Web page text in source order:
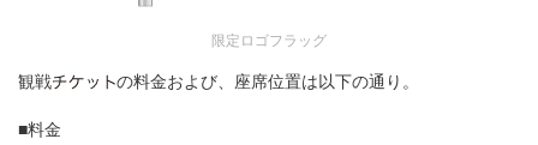
限定ロゴフラッグ
観戦
の料金および、座席位置は以下の通り。
■料金